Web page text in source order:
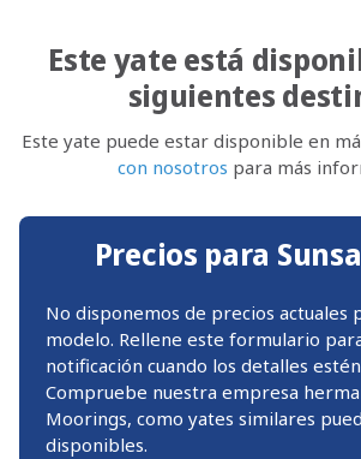
Este yate está
siguientes
Este yate puede estar disponible en
con nosotros para más
Precios para
No disponemos de precios actuales
modelo. Rellene este formulario
notificación cuando los detalles
Compruebe nuestra empresa
Moorings, como yates similares
disponibles.